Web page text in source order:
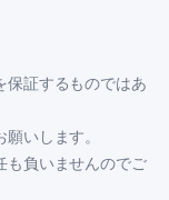
証するものではあ
いします。
負いませんのでご